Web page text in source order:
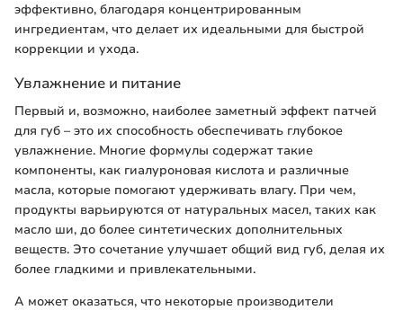
эффективно, благодаря концентрированным
ингредиентам, что делает их идеальными для быстрой
коррекции и ухода.
Увлажнение и питание
Первый и, возможно, наиболее заметный эффект патчей
для губ – это их способность обеспечивать глубокое
увлажнение. Многие формулы содержат такие
компоненты, как гиалуроновая кислота и различные
масла, которые помогают удерживать влагу. При чем,
продукты варьируются от натуральных масел, таких как
масло ши, до более синтетических дополнительных
веществ. Это сочетание улучшает общий вид губ, делая их
более гладкими и привлекательными.
А может оказаться, что некоторые производители